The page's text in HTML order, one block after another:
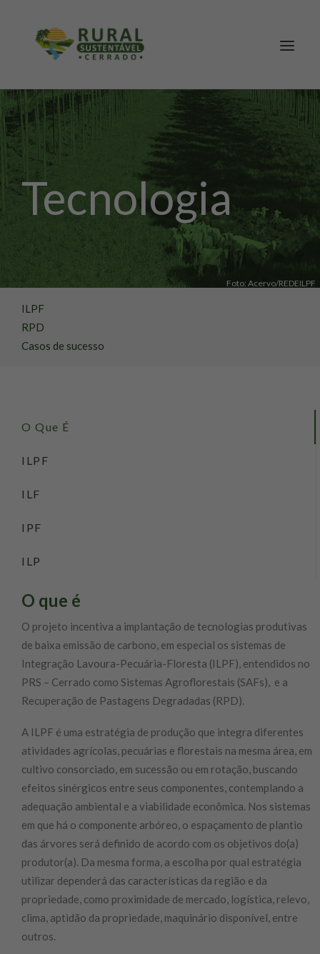
SEARCH
Tecnologia
Foto: Acervo/REDEILPF
ILPF
RPD
Casos de sucesso
O Que É
ILPF
ILF
IPF
ILP
O que é
O projeto incentiva a implantação de tecnologias produtivas
de baixa emissão de carbono, em especial os sistemas de
Integração Lavoura-Pecuária-Floresta (ILPF), entendidos no
PRS – Cerrado como Sistemas Agroflorestais (SAFs), e a
Recuperação de Pastagens Degradadas (RPD).
A ILPF é uma estratégia de produção que integra diferentes
atividades agrícolas, pecuárias e florestais na mesma área, em
cultivo consorciado, em sucessão ou em rotação, buscando
efeitos sinérgicos entre seus componentes, contemplando a
adequação ambiental e a viabilidade econômica. Nos sistemas
em que há o componente arbóreo, o espaçamento de plantio
das árvores será definido de acordo com os objetivos do(a)
produtor(a). Da mesma forma, a escolha por qual estratégia
utilizar dependerá das características da região e da
propriedade, como proximidade de mercado, logística, relevo,
clima, aptidão da propriedade, maquinário disponível, entre
outros.